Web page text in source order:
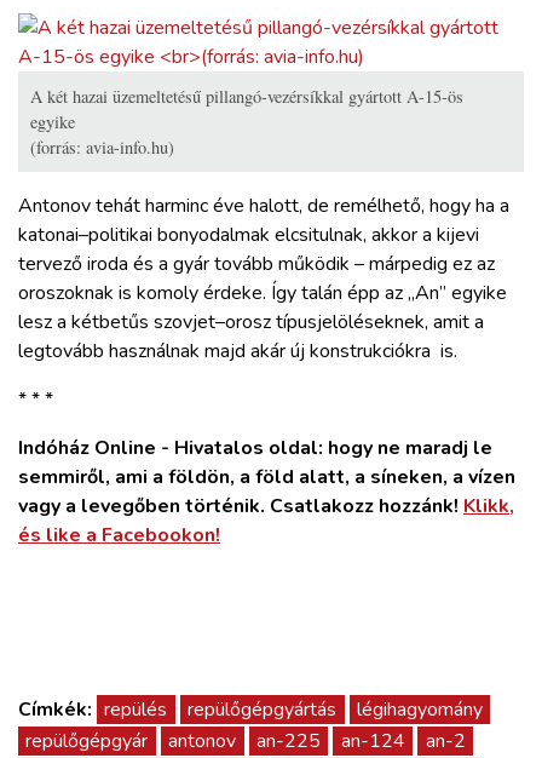
A két hazai üzemeltetésű pillangó-vezérsíkkal gyártott A-15-ös
egyike
(forrás: avia-info.hu)
Antonov tehát harminc éve halott, de remélhető, hogy ha a
katonai–politikai bonyodalmak elcsitulnak, akkor a kijevi
tervező iroda és a gyár tovább működik – márpedig ez az
oroszoknak is komoly érdeke. Így talán épp az „An” egyike
lesz a kétbetűs szovjet–orosz típusjelöléseknek, amit a
legtovább használnak majd akár új konstrukciókra is.
* * *
Indóház Online - Hivatalos oldal: hogy ne maradj le
semmiről, ami a földön, a föld alatt, a síneken, a vízen
vagy a levegőben történik. Csatlakozz hozzánk! Klikk,
és like a Facebookon!
Címkék: repülés repülőgépgyártás
légihagyomány
repülőgépgyár
antonov an-225 an-124
an-2